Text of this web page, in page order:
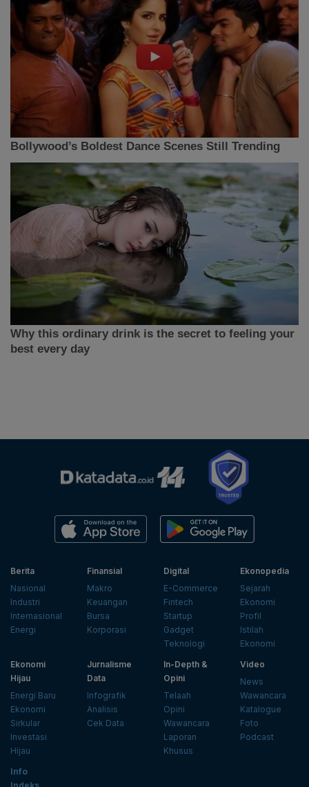
Berita
Nasional
Industri
Internasional
Energi
Finansial
Makro
Keuangan
Bursa
Korporasi
Digital
E-Commerce
Fintech
Startup
Gadget
Teknologi
Ekonopedia
Sejarah
Ekonomi
Profil
Istilah
Ekonomi
Ekonomi
Hijau
Energi Baru
Ekonomi
Sirkular
Investasi
Hijau
Jurnalisme
Data
Infografik
Analisis
Cek Data
In-Depth &
Opini
Telaah
Opini
Wawancara
Laporan
Khusus
Video
News
Wawancara
Katalogue
Foto
Podcast
Info